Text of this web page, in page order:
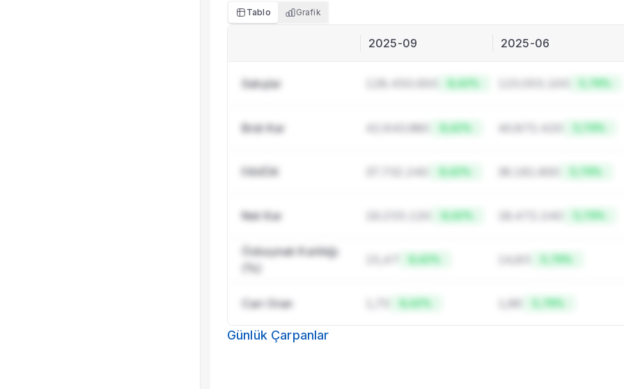
Tablo Grafik
2025-09 2025-06
Satışlar 8,42% 5,76%
Brüt Kar 8,42% 5,76%
FAVÖK 8,42% 5,76%
Net Kar 8,42% 5,76%
Özkaynak Karlılığı
(%)
8,42% 5,76%
Cari Oran 8,42% 5,76%
Günlük Çarpanlar